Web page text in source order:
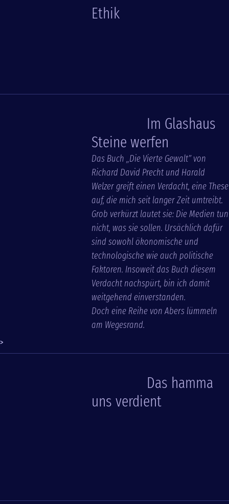
Ethik
Im Glashaus
Steine werfen
Das Buch „Die Vierte Gewalt” von
Richard David Precht und Harald
Welzer greift einen Verdacht, eine These
auf, die mich seit langer Zeit umtreibt.
Grob verkürzt lautet sie: Die Medien tun
nicht, was sie sollen. Ursächlich dafür
sind sowohl ökonomische und
technologische wie auch politische
Faktoren. Insoweit das Buch diesem
Verdacht nachspürt, bin ich damit
weitgehend einverstanden.
Doch eine Reihe von Abers lümmeln
am Wegesrand.
>
Das hamma
uns verdient